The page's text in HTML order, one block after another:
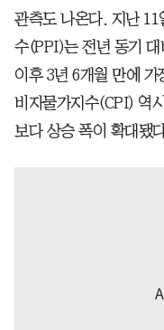
관측도 나온다. 지난 11
수(PPI)는 전년 동기
이후 3년 6개월 만에
비자물가지수(CPI) 역
보다 상승 폭이 확대됐